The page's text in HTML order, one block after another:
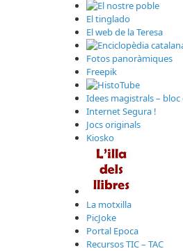
El tinglado
El web de la Teresa
Fotos panoràmiques
Freepik
Idees magistrals – bloc
Internet Segura !
Jocs originals
Kiosko
La motxilla
PicJoke
Portal Epoca
Recursos TIC – TAC